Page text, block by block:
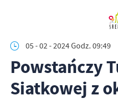
05 - 02 - 2024 Godz. 09:49
Powstańczy
Siatkowej z